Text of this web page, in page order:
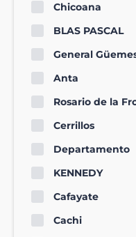
Chicoana
BLAS PASCAL
General
Anta
Rosario de la
Cerrillos
Departamento
KENNEDY
Cafayate
Cachi